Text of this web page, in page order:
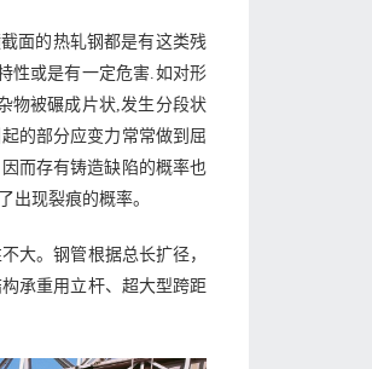
面的热轧钢都是有这类残
性或是有一定危害.如对形
物被碾成片状,发生分段状
的部分应变力常常做到屈
而存有铸造缺陷的概率也
出现裂痕的概率。
大。钢管根据总长扩径，
承重用立杆、超大型跨距